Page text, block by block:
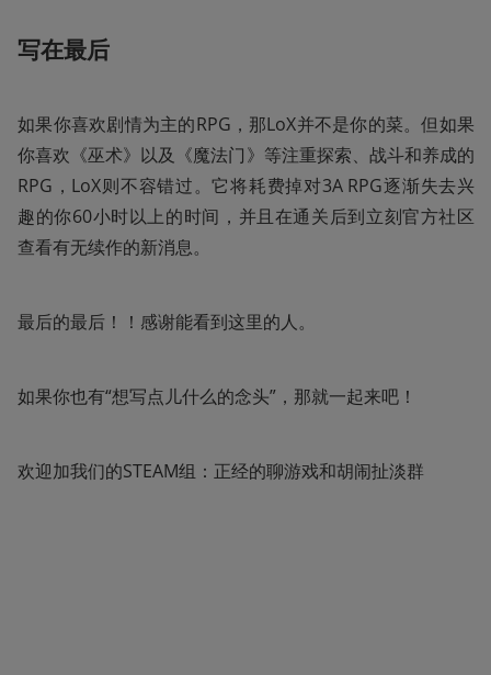
写在最后
如果你喜欢剧情为主的RPG，那LoX并不是你的菜。但如果
你喜欢《巫术》以及《魔法门》等注重探索、战斗和养成的
RPG，LoX则不容错过。它将耗费掉对3A RPG逐渐失去兴
趣的你60小时以上的时间，并且在通关后到立刻官方社区
查看有无续作的新消息。
最后的最后！！感谢能看到这里的人。
如果你也有“想写点儿什么的念头”，那就一起来吧！
欢迎加我们的STEAM组：正经的聊游戏和胡闹扯淡群